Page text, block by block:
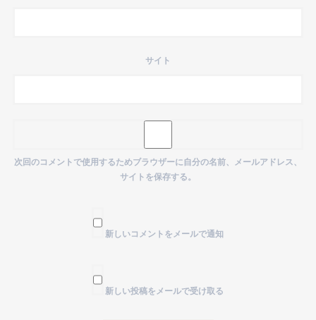
サイト
次回のコメントで使用するためブラウザーに自分の名前、メールアドレス、
サイトを保存する。
新しいコメントをメールで通知
新しい投稿をメールで受け取る